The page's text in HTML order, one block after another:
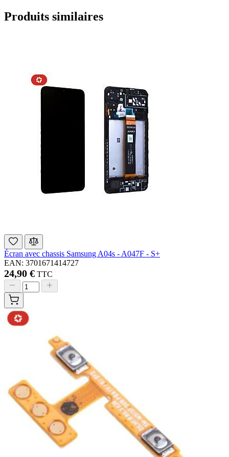
Produits similaires
Écran avec chassis Samsung A04s - A047F - S+
EAN: 3701671414727
24,90 € TTC